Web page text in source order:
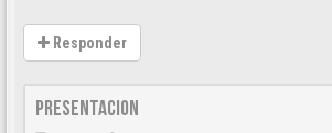
Responder
Presentacion